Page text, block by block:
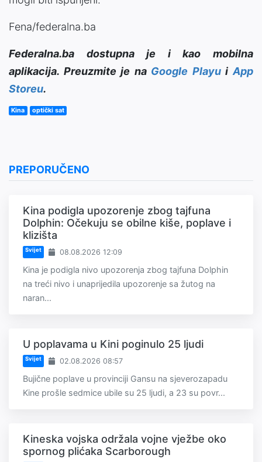
Fena/federalna.ba
Federalna.ba dostupna je i kao mobilna
aplikacija. Preuzmite je na Google PlayuiApp
Storeu.
Kina optički sat
PREPORUČENO
Kina podigla upozorenje zbog tajfuna
Dolphin: Očekuju se obilne kiše, poplave i
klizišta
Svijet 08.08.2026 12:09
Kina je podigla nivo upozorenja zbog tajfuna Dolphin
na treći nivo i unaprijedila upozorenje sa žutog na
naran...
U poplavama u Kini poginulo 25 ljudi
Svijet 02.08.2026 08:57
Bujične poplave u provinciji Gansu na sjeverozapadu
Kine prošle sedmice ubile su 25 ljudi, a 23 su povr...
Kineska vojska održala vojne vježbe oko
spornog plićaka Scarborough